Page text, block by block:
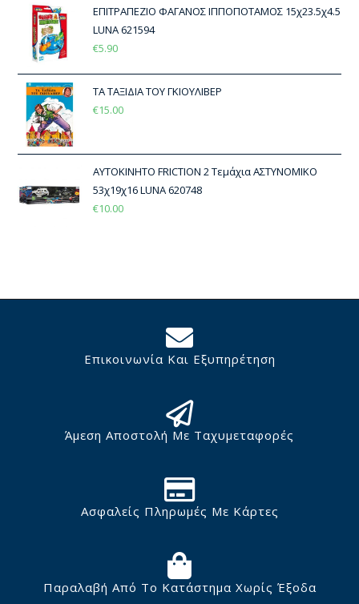
ΕΠΙΤΡΑΠΕΖΙΟ ΦΑΓΑΝΟΣ ΙΠΠΟΠΟΤΑΜΟΣ 15χ23.5χ4.5
LUNA 621594
€5.90
ΤΑ ΤΑΞΙΔΙΑ ΤΟΥ ΓΚΙΟΥΛΙΒΕΡ
€15.00
ΑΥΤΟΚΙΝΗΤΟ FRICTION 2 Τεμάχια ΑΣΤΥΝΟΜΙΚΟ
53χ19χ16 LUNA 620748
€10.00
Επικοινωνία Και Εξυπηρέτηση
Άμεση Αποστολή Με Ταχυμεταφορές
Ασφαλείς Πληρωμές Με Κάρτες
Παραλαβή Από Το Κατάστημα Χωρίς Έξοδα